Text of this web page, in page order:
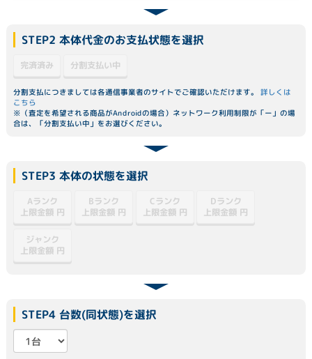
STEP2 本体代金のお支払状態を選択
完済済み 分割支払い中
分割支払につきましては各通信事業者のサイトでご確認いただけます。詳しくは
こちら
※（査定を希望される商品がAndroidの場合）ネットワーク利用制限が「ー」の場
合は、「分割支払い中」をお選びください。
STEP3 本体の状態を選択
Aランク
上限金額 円
Bランク
上限金額 円
Cランク
上限金額 円
Dランク
上限金額 円
ジャンク
上限金額 円
STEP4 台数(同状態)を選択